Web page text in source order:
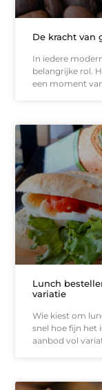
De kracht van
In iedere
belangrijke rol.
een moment
Lunch
variatie
Wie kiest om
snel hoe fijn het
aanbod vol